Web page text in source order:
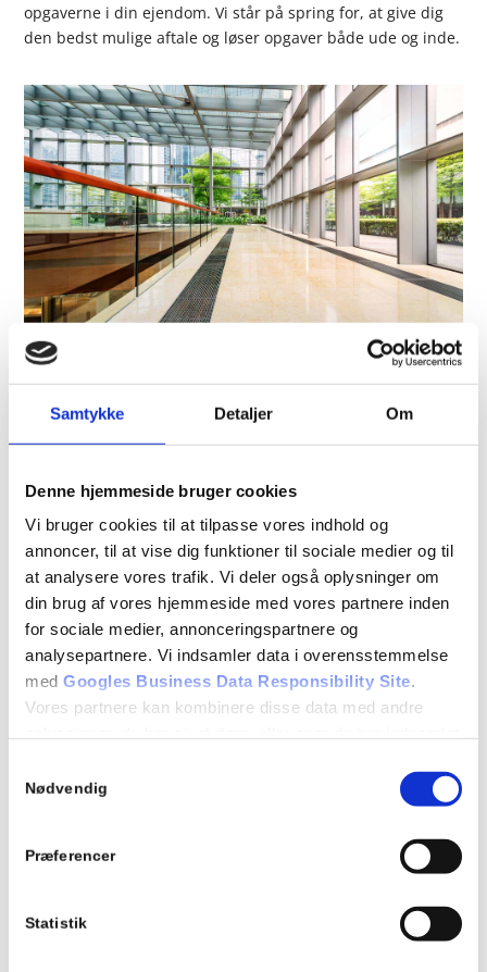
Samtykke Detaljer Om
Denne hjemmeside bruger cookies
Vi bruger cookies til at tilpasse vores indhold og
annoncer, til at vise dig funktioner til sociale medier og til
at analysere vores trafik. Vi deler også oplysninger om
din brug af vores hjemmeside med vores partnere inden
for sociale medier, annonceringspartnere og
analysepartnere. Vi indsamler data i overensstemmelse
med Googles Business Data Responsibility Site.
Vores partnere kan kombinere disse data med andre
Nødvendig
Præferencer
Statistik
opgaverne i din ejendom. Vi står på spring for, at give dig
den bedst mulige aftale og løser opgaver både ude og inde.
70+
Medarbejdere
Fast samarbejde med
+1500 danske
virksomheder
Ønsker du total ejendomsservice?